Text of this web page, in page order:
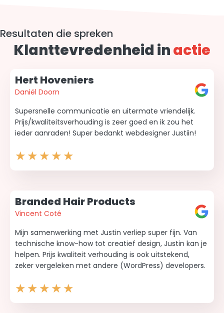
Resultaten die spreken
Klanttevredenheid inactie
Hert Hoveniers
Daniël Doorn
Supersnelle communicatie en uitermate vriendelijk.
Prijs/kwaliteitsverhouding is zeer goed en ik zou het
ieder aanraden! Super bedankt webdesigner Justiin!
★★★★★
Branded Hair Products
Vincent Coté
Mijn samenwerking met Justin verliep super fijn. Van
technische know-how tot creatief design, Justin kan je
helpen. Prijs kwaliteit verhouding is ook uitstekend,
zeker vergeleken met andere (WordPress) developers.
★★★★★